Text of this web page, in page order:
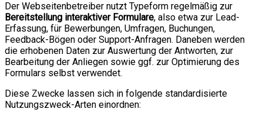
Der Webseitenbetreiber nutzt Typeform regelmäßig zur
Bereitstellung interaktiver Formulare, also etwa zur Lead-
Erfassung, für Bewerbungen, Umfragen, Buchungen,
Feedback-Bögen oder Support-Anfragen. Daneben werden
die erhobenen Daten zur Auswertung der Antworten, zur
Bearbeitung der Anliegen sowie ggf. zur Optimierung des
Formulars selbst verwendet.
Diese Zwecke lassen sich in folgende standardisierte
Nutzungszweck-Arten einordnen: